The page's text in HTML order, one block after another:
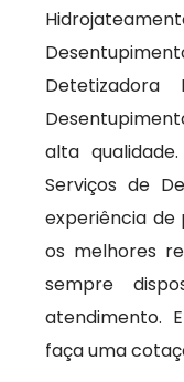
alta
Serviços de
experiência de
os melhores
sempre
atendimento.
faça uma